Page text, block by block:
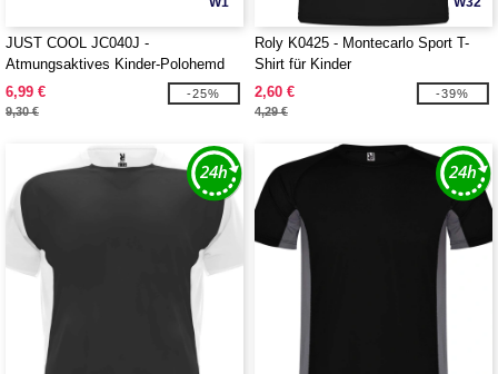
JUST COOL JC040J -
Atmungsaktives Kinder-Polohemd
6,99 €
9,30 €
-25%
Roly K0425 - Montecarlo Sport T-
Shirt für Kinder
2,60 €
4,29 €
-39%